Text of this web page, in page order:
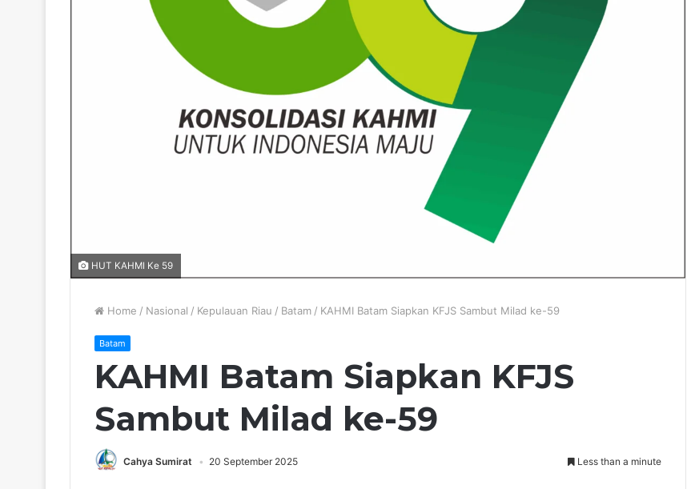
HUT KAHMI Ke 59
Home / Nasional / Kepulauan Riau / Batam / KAHMI Batam Siapkan KFJS Sambut Milad ke-59
Batam
KAHMI Batam Siapkan KFJS
Sambut Milad ke-59
Cahya Sumirat 20 September 2025 Less than a minute